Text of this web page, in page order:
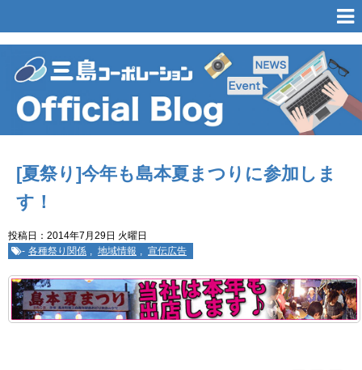
[夏祭り]今年も島本夏まつりに参加しま
す！
投稿日：2014年7月29日 火曜日
- 各種祭り関係 地域情報 宣伝広告